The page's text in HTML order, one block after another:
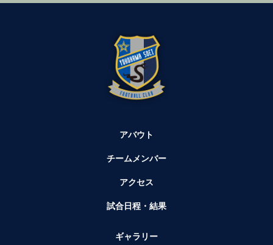
アバウト
チームメンバー
アクセス
試合日程・結果
ギャラリー